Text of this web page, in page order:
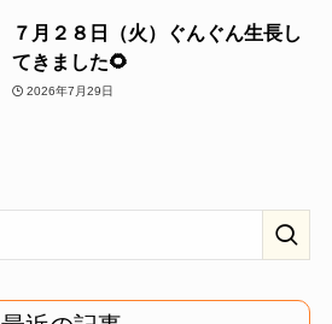
７月２８日（火）ぐんぐん生長し
てきました🌻
2026年7月29日